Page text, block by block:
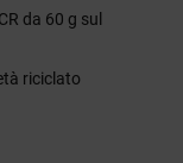
da 60 g sul
riciclato